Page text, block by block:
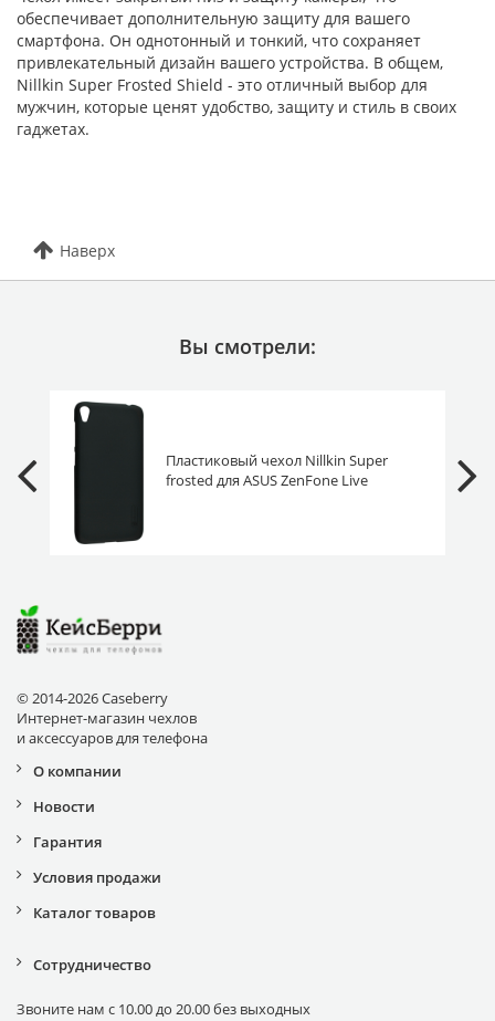
обеспечивает дополнительную защиту для вашего
смартфона. Он однотонный и тонкий, что сохраняет
привлекательный дизайн вашего устройства. В общем,
Nillkin Super Frosted Shield - это отличный выбор для
мужчин, которые ценят удобство, защиту и стиль в своих
гаджетах.
Наверх
Вы смотрели:
Пластиковый чехол Nillkin Super
frosted для ASUS ZenFone Live
© 2014-2026 Caseberry
Интернет-магазин чехлов
и аксессуаров для телефона
О компании
Новости
Гарантия
Условия продажи
Каталог товаров
Сотрудничество
Звоните нам с 10.00 до 20.00 без выходных